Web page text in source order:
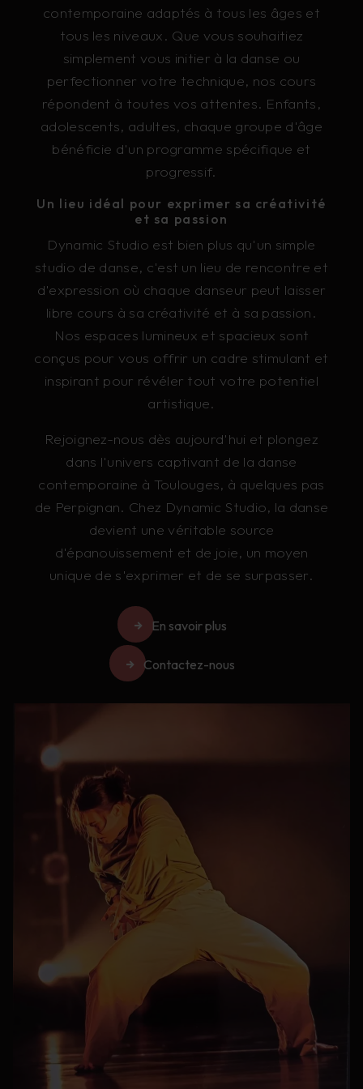
contemporaine adaptés à tous les âges et
tous les niveaux. Que vous souhaitiez
simplement vous initier à la danse ou
perfectionner votre technique, nos cours
répondent à toutes vos attentes. Enfants,
adolescents, adultes, chaque groupe d'âge
bénéficie d'un programme spécifique et
progressif.
Un lieu idéal pour exprimer sa créativité
et sa passion
Dynamic Studio est bien plus qu'un simple
studio de danse, c'est un lieu de rencontre et
d'expression où chaque danseur peut laisser
libre cours à sa créativité et à sa passion.
Nos espaces lumineux et spacieux sont
conçus pour vous offrir un cadre stimulant et
inspirant pour révéler tout votre potentiel
artistique.
Rejoignez-nous dès aujourd'hui et plongez
dans l'univers captivant de la danse
contemporaine à Toulouges, à quelques pas
de Perpignan. Chez Dynamic Studio, la danse
devient une véritable source
d'épanouissement et de joie, un moyen
unique de s'exprimer et de se surpasser.
En savoir plus
Contactez-nous